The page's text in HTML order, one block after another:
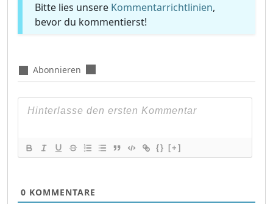
Bitte lies unsere Kommentarrichtlinien,
bevor du kommentierst!
Abonnieren
{} [+]
0 KOMMENTARE